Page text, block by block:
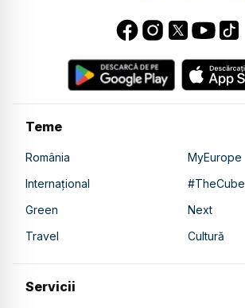
Teme
România
MyEurope
Internațional
#TheCube
Green
Next
Travel
Cultură
Servicii